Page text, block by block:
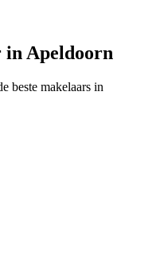
in Apeldoorn
beste makelaars in